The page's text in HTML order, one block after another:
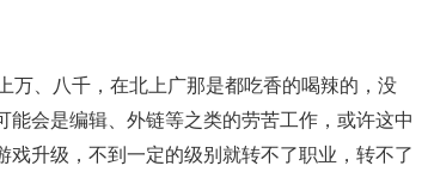
、八千，在北上广那是都吃香的喝辣的，没
会是编辑、外链等之类的劳苦工作，或许这中
升级，不到一定的级别就转不了职业，转不了